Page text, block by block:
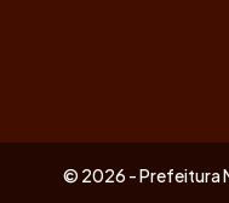
© 2026 - Prefeitura